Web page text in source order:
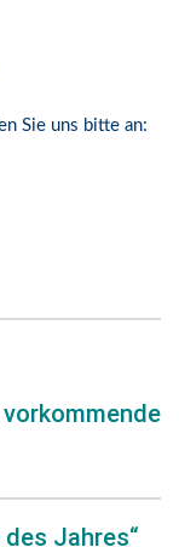
Sie uns bitte an:
Jahres“